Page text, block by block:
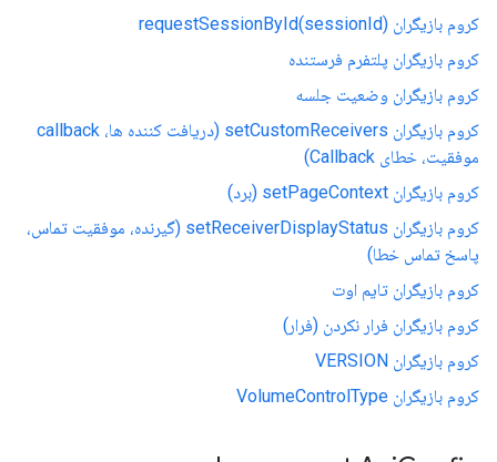
کروم بازیگران requestSessionById(sessionId)
کروم بازیگران پلتفرم فرستنده
کروم بازیگران وضعیت جلسه
کروم بازیگران setCustomReceivers (دریافت کننده ها، callback
موفقیت، خطای Callback)
کروم بازیگران setPageContext (برد)
کروم بازیگران setReceiverDisplayStatus (گیرنده، موفقیت تماس،
پاسخ تماس خطا)
کروم بازیگران تایم اوت
کروم بازیگران فرار نکردن (فرار)
کروم بازیگران VERSION
کروم بازیگران VolumeControlType